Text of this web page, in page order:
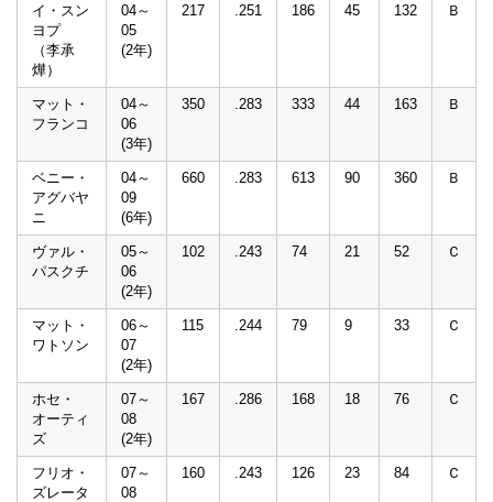
イ・スン
ヨプ
（李承
燁）
04～
05
(2年)
217 .251 186 45 132 Ｂ
マット・
フランコ
04～
06
(3年)
350 .283 333 44 163 Ｂ
ベニー・
アグバヤ
ニ
04～
09
(6年)
660 .283 613 90 360 Ｂ
ヴァル・
パスクチ
05～
06
(2年)
102 .243 74 21 52 Ｃ
マット・
ワトソン
06～
07
(2年)
115 .244 79 9 33 Ｃ
ホセ・
オーティ
ズ
07～
08
(2年)
167 .286 168 18 76 Ｃ
フリオ・
ズレータ
07～
08
160 .243 126 23 84 Ｃ